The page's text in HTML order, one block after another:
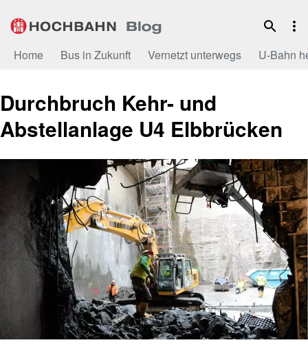
Inhalt
Home Bus in Zukunft Vernetzt unterwegs U-Bahn
Durchbruch Kehr- und
Abstellanlage U4 Elbbrücken